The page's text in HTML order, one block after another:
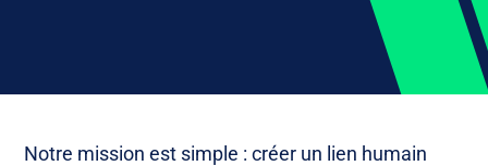
Notre mission est simple : créer un lien humain